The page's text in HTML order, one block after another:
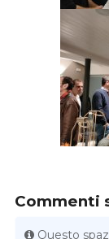
Commenti
Questo